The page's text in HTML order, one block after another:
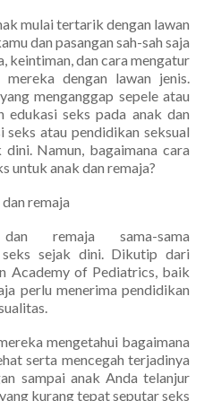
mulai tertarik dengan lawan
dan pasangan sah-sah saja
keintiman, dan cara mengatur
dengan lawan jenis.
menganggap sepele atau
seks pada anak dan
seks atau pendidikan seksual
Namun, bagaimana cara
untuk anak dan remaja?
remaja
remaja sama-sama
seks sejak dini. Dikutip dari
Academy of Pediatrics, baik
perlu menerima pendidikan
mengetahui bagaimana
serta mencegah terjadinya
sampai anak Anda telanjur
kurang tepat seputar seks